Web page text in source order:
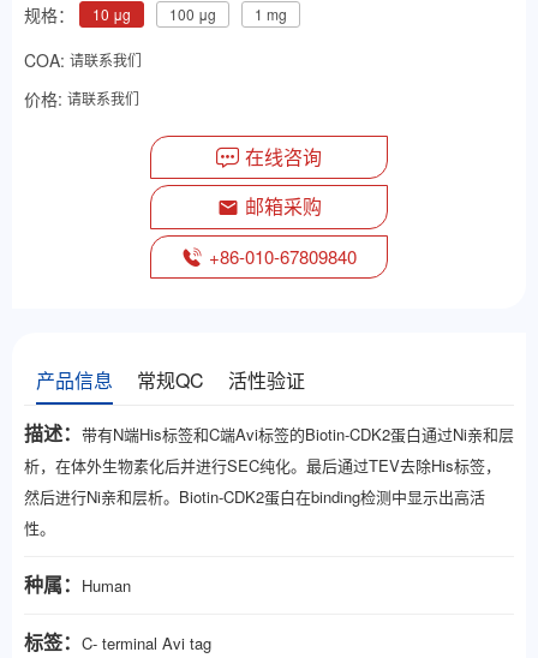
规格： 10 μg 100 μg 1 mg
COA: 请联系我们
价格: 请联系我们
在线咨询
邮箱采购
+86-010-67809840
产品信息 常规QC
活性验证
描述： 带有N端His标签和C端Avi标签的Biotin-CDK2蛋白通过Ni亲和层
析，在体外生物素化后并进行SEC纯化。最后通过TEV去除His标签，
然后进行Ni亲和层析。Biotin-CDK2蛋白在binding检测中显示出高活
性。
种属： Human
标签： C- terminal Avi tag